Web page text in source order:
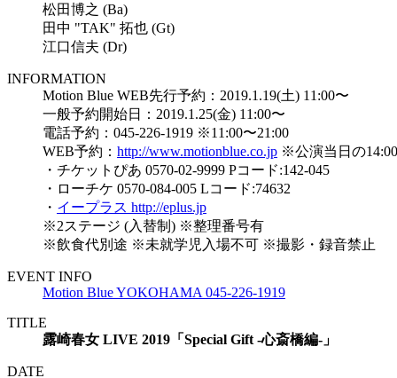
松田博之 (Ba)
田中 "TAK" 拓也 (Gt)
江口信夫 (Dr)
INFORMATION
Motion Blue WEB先行予約：2019.1.19(土) 11:00〜
一般予約開始日：2019.1.25(金) 11:00〜
電話予約：045-226-1919 ※11:00〜21:00
WEB予約： http://www.motionblue.co.jp ※公演当日の
・チケットぴあ 0570-02-9999 Pコード:142-045
・ローチケ 0570-084-005 Lコード:74632
・ イープラス http://eplus.jp
※2ステージ (入替制) ※整理番号有
※飲食代別途 ※未就学児入場不可 ※撮影・録音禁止
EVENT INFO
Motion Blue YOKOHAMA 045-226-1919
TITLE
露崎春女 LIVE 2019「Special Gift -心斎橋編-」
DATE